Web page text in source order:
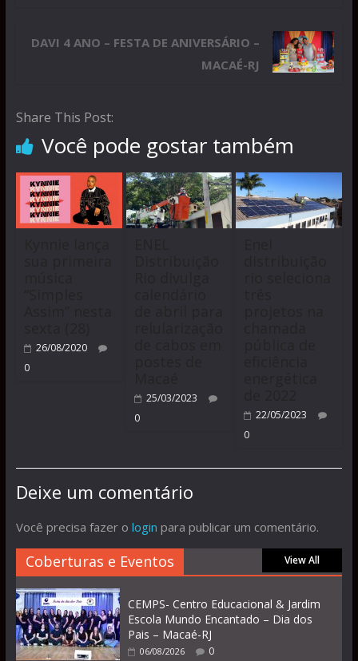
DAVI 4 ANO – FESTA DE ANIVERSÁRIO –
MACAÉ-RJ
Share This Post:
Você pode gostar também
26/08/2020
0
25/03/2023
0
22/05/2023
0
Deixe um comentário
Você precisa fazer o login para publicar um comentário.
Coberturas e Eventos View All
CEMPS- Centro Educacional & Jardim
Escola Mundo Encantado – Dia dos
Pais – Macaé-RJ
06/08/2026 0